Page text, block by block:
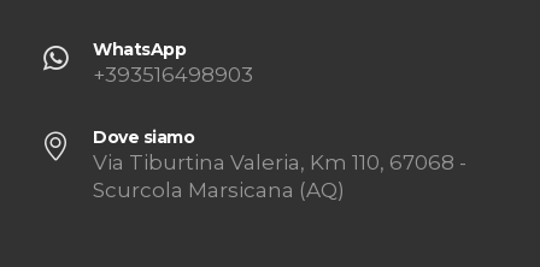
WhatsApp
+393516498903
Dove siamo
Via Tiburtina Valeria, Km 110, 67068 -
Scurcola Marsicana (AQ)